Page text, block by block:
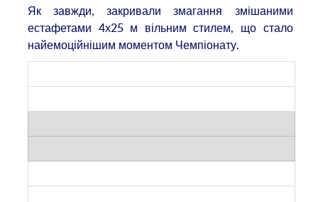
Як завжди, закривали змагання змішаними
естафетами 4х25 м вільним стилем, що стало
найемоційнішим моментом Чемпіонату.